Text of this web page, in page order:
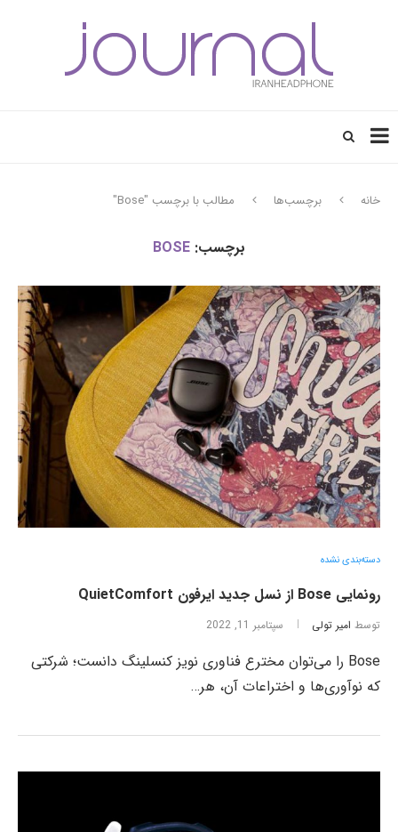
خانه برچسب‌ها مطالب با برچسب "Bose"
برچسب: BOSE
دسته‌بندی نشده
رونمایی Bose از نسل جدید ایرفون QuietComfort
توسط امیر تولی سپتامبر 11, 2022
Bose را می‌توان مخترع فناوری نویز کنسلینگ دانست؛ شرکتی
که نوآوری‌ها و اختراعات آن، هر…